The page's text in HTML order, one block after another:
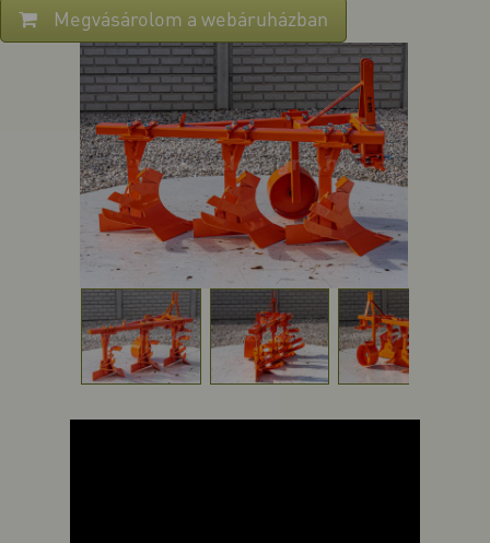
Megvásárolom a webáruházban